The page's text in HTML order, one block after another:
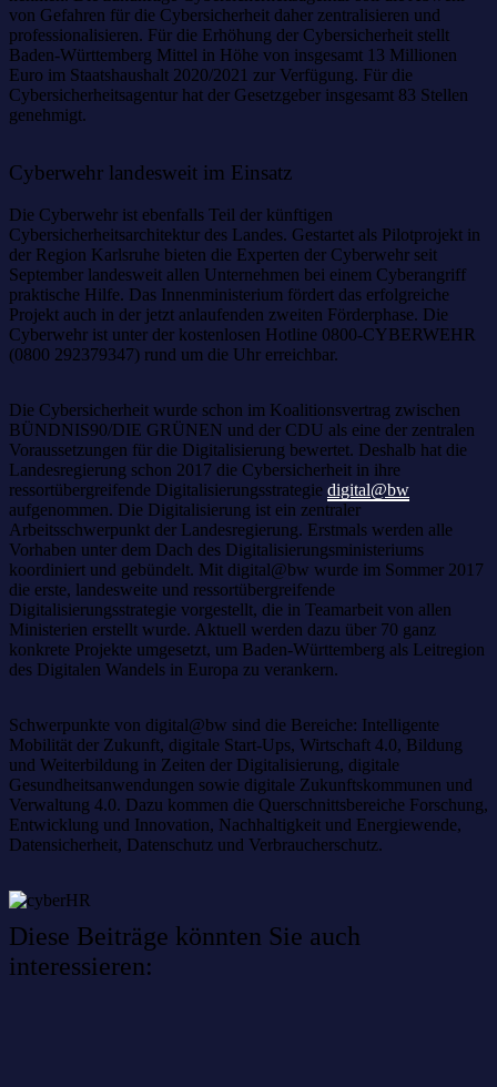
von Gefahren für die Cybersicherheit daher zentralisieren und
professionalisieren. Für die Erhöhung der Cybersicherheit stellt
Baden-Württemberg Mittel in Höhe von insgesamt 13 Millionen
Euro im Staatshaushalt 2020/2021 zur Verfügung. Für die
Cybersicherheitsagentur hat der Gesetzgeber insgesamt 83 Stellen
genehmigt.
Cyberwehr landesweit im Einsatz
Die Cyberwehr ist ebenfalls Teil der künftigen
Cybersicherheitsarchitektur des Landes. Gestartet als Pilotprojekt in
der Region Karlsruhe bieten die Experten der Cyberwehr seit
September landesweit allen Unternehmen bei einem Cyberangriff
praktische Hilfe. Das Innenministerium fördert das erfolgreiche
Projekt auch in der jetzt anlaufenden zweiten Förderphase. Die
Cyberwehr ist unter der kostenlosen Hotline 0800‑CYBERWEHR
(0800 292379347) rund um die Uhr erreichbar.
Die Cybersicherheit wurde schon im Koalitionsvertrag zwischen
BÜNDNIS90/DIE GRÜNEN und der CDU als eine der zentralen
Voraussetzungen für die Digitalisierung bewertet. Deshalb hat die
Landesregierung schon 2017 die Cybersicherheit in ihre
ressortübergreifende Digitalisierungsstrategie digital@bw
aufgenommen. Die Digitalisierung ist ein zentraler
Arbeitsschwerpunkt der Landesregierung. Erstmals werden alle
Vorhaben unter dem Dach des Digitalisierungsministeriums
koordiniert und gebündelt. Mit digital@bw wurde im Sommer 2017
die erste, landesweite und ressortübergreifende
Digitalisierungsstrategie vorgestellt, die in Teamarbeit von allen
Ministerien erstellt wurde. Aktuell werden dazu über 70 ganz
konkrete Projekte umgesetzt, um Baden-Württemberg als Leitregion
des Digitalen Wandels in Europa zu verankern.
Schwerpunkte von digital@bw sind die Bereiche: Intelligente
Mobilität der Zukunft, digitale Start-Ups, Wirtschaft 4.0, Bildung
und Weiterbildung in Zeiten der Digitalisierung, digitale
Gesundheitsanwendungen sowie digitale Zukunftskommunen und
Verwaltung 4.0. Dazu kommen die Querschnittsbereiche Forschung,
Entwicklung und Innovation, Nachhaltigkeit und Energiewende,
Datensicherheit, Datenschutz und Verbraucherschutz.
Diese Beiträge könnten Sie auch
interessieren: